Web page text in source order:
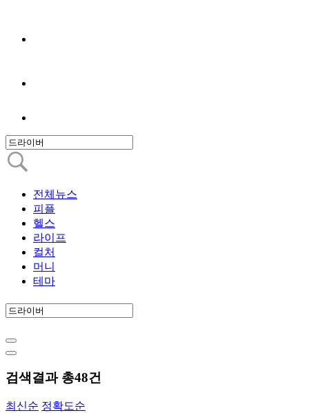
전체뉴스
피플
헬스
라이프
컬처
머니
테마
검색결과 총48건
최신순 정확도순